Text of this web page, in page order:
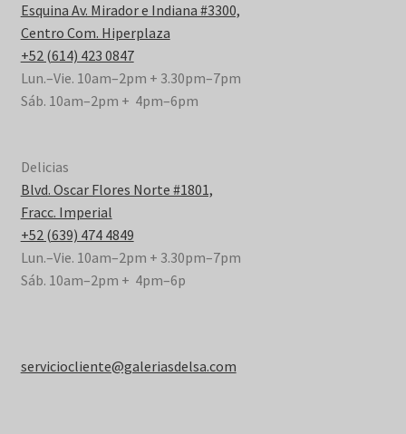
Esquina Av. Mirador e Indiana #3300,
Centro Com. Hiperplaza
+52 (614) 423 0847
Lun.–Vie. 10am–2pm + 3.30pm–7pm
Sáb. 10am–2pm + 4pm–6pm
Delicias
Blvd. Oscar Flores Norte #1801,
Fracc. Imperial
+52 (639) 474 4849
Lun.–Vie. 10am–2pm + 3.30pm–7pm
Sáb. 10am–2pm + 4pm–6p
serviciocliente@galeriasdelsa.com